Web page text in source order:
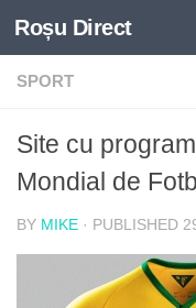
Skip to content
Roșu Direct
SPORT
Site cu
Mondial de
BY MIKE · PUBLISHED